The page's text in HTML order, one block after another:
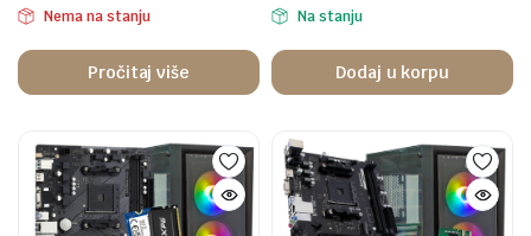
Nema na stanju
Pročitaj više
Na stanju
Dodaj u korpu